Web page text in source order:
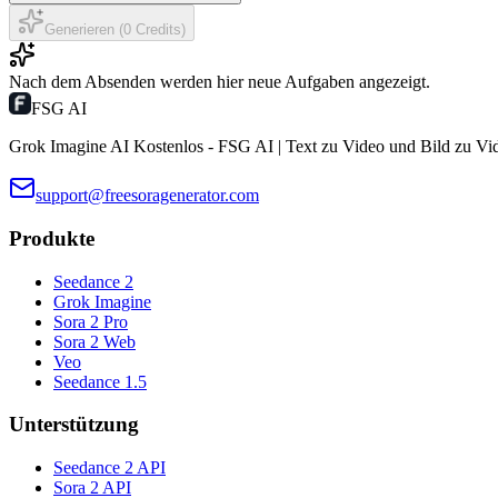
Generieren (0 Credits)
Nach dem Absenden werden hier neue Aufgaben angezeigt.
FSG AI
Grok Imagine AI Kostenlos - FSG AI | Text zu Video und Bild zu
support@freesoragenerator.com
Produkte
Seedance 2
Grok Imagine
Sora 2 Pro
Sora 2 Web
Veo
Seedance 1.5
Unterstützung
Seedance 2 API
Sora 2 API